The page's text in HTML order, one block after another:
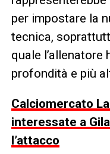
per impostare la
tecnica,
quale l’allenatore
profondità e più
Calciomercato
interessate a
l’attacco